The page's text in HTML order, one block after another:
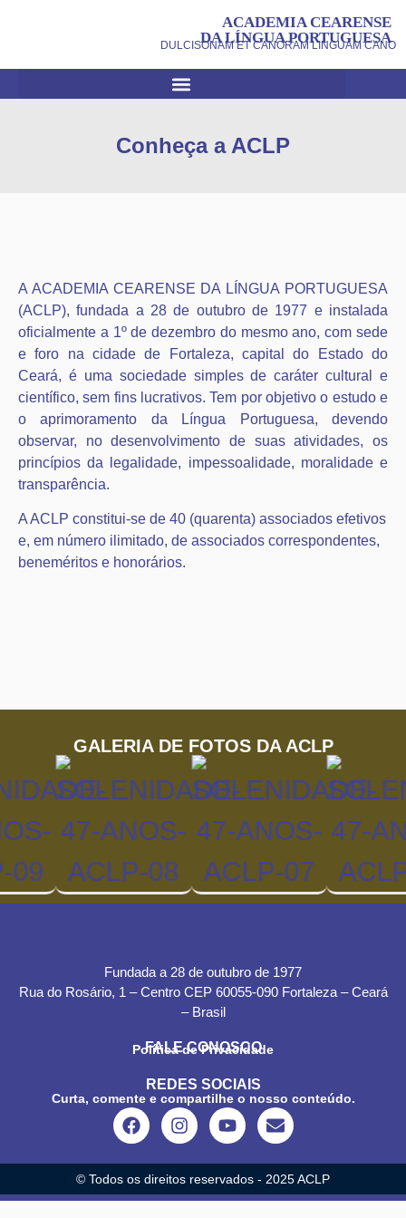
ACADEMIA CEARENSE
DA LÍNGUA PORTUGUESA
DULCISONAM ET CANORAM LINGUAM CANO
Conheça a ACLP
A ACADEMIA CEARENSE DA LÍNGUA PORTUGUESA
(ACLP), fundada a 28 de outubro de 1977 e instalada
oficialmente a 1º de dezembro do mesmo ano, com sede
e foro na cidade de Fortaleza, capital do Estado do
Ceará, é uma sociedade simples de caráter cultural e
científico, sem fins lucrativos. Tem por objetivo o estudo e
o aprimoramento da Língua Portuguesa, devendo
observar, no desenvolvimento de suas atividades, os
princípios da legalidade, impessoalidade, moralidade e
transparência.
A ACLP constitui-se de 40 (quarenta) associados efetivos
e, em número ilimitado, de associados correspondentes,
beneméritos e honorários.
GALERIA DE FOTOS DA ACLP
Fundada a 28 de outubro de 1977
Rua do Rosário, 1 – Centro CEP 60055-090 Fortaleza – Ceará
– Brasil
FALE CONOSCO
Política de Privacidade
REDES SOCIAIS
Curta, comente e compartilhe o nosso conteúdo.
© Todos os direitos reservados - 2025 ACLP